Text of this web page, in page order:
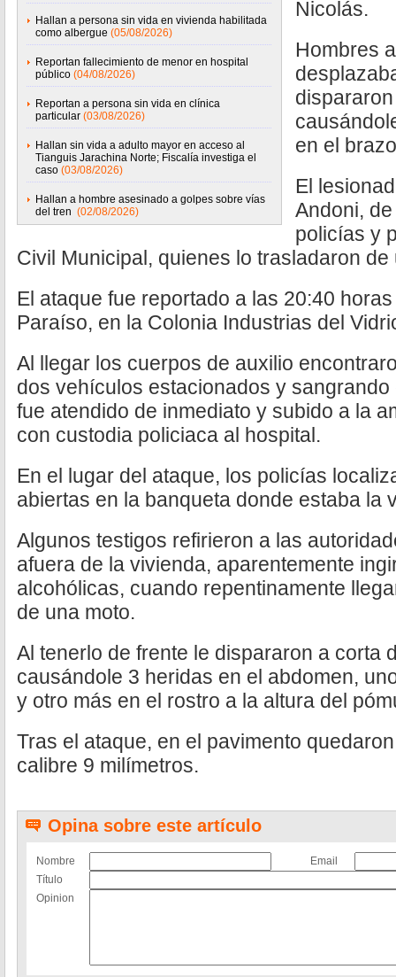
Hallan a persona sin vida en vivienda habilitada
como albergue (05/08/2026)
Reportan fallecimiento de menor en hospital
público (04/08/2026)
Reportan a persona sin vida en clínica
particular (03/08/2026)
Hallan sin vida a adulto mayor en acceso al
Tianguis Jarachina Norte; Fiscalía investiga el
caso (03/08/2026)
Hallan a hombre asesinado a golpes sobre vías
del tren (02/08/2026)
Nicolás.
Hombres
en el
El
Andoni,
policías y
Civil Municipal, quienes lo trasladaron
El ataque fue reportado a las 20:40
Paraíso, en la Colonia Industrias del
Al llegar los cuerpos de auxilio
dos vehículos estacionados y
fue atendido de inmediato y subido a la
con custodia policiaca al hospital.
En el lugar del ataque, los policías
abiertas en la banqueta donde estaba la
Algunos testigos refirieron a las
afuera de la vivienda, aparentemente
alcohólicas, cuando repentinamente
de una moto.
Al tenerlo de frente le dispararon a corta
causándole 3 heridas en el abdomen,
y otro más en el rostro a la altura del
Tras el ataque, en el pavimento
calibre 9 milímetros.
Opina sobre este artículo
Nombre
Email
Título
Opinion